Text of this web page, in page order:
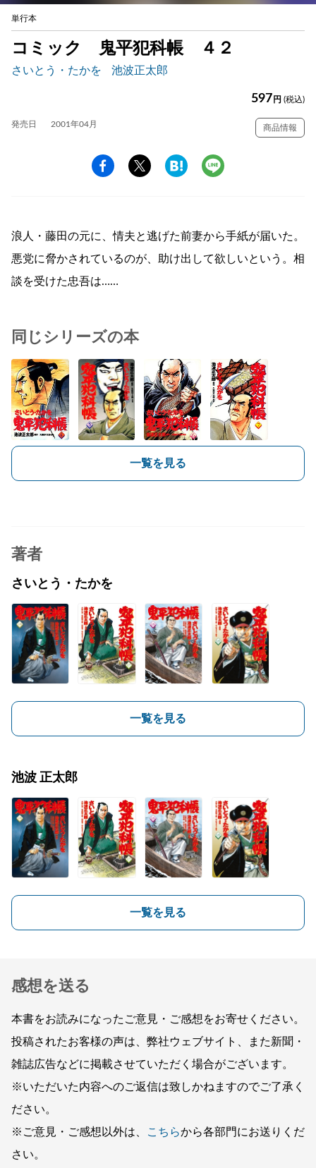
単行本
コミック 鬼平犯科帳 ４２
さいとう・たかを 池波正太郎
597 円 (税込)
発売日 2001年04月 商品情報
浪人・藤田の元に、情夫と逃げた前妻から手紙が届いた。
悪党に脅かされているのが、助け出して欲しいという。相
談を受けた忠吾は……
同じシリーズの本
一覧を見る
著者
さいとう・たかを
一覧を見る
池波 正太郎
一覧を見る
感想を送る
本書をお読みになったご意見・ご感想をお寄せください。
投稿されたお客様の声は、弊社ウェブサイト、また新聞・
雑誌広告などに掲載させていただく場合がございます。
※いただいた内容へのご返信は致しかねますのでご了承く
ださい。
※ご意見・ご感想以外は、
こちらから各部門にお送りくだ
さい。